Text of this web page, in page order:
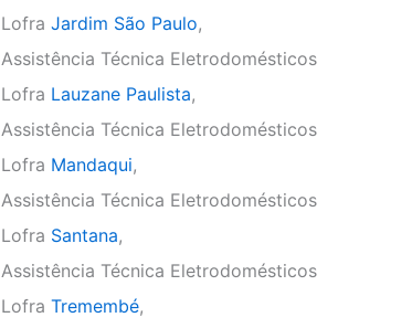
Lofra Jardim São Paulo,
Assistência Técnica Eletrodomésticos
Lofra Lauzane Paulista,
Assistência Técnica Eletrodomésticos
Lofra Mandaqui,
Assistência Técnica Eletrodomésticos
Lofra Santana,
Assistência Técnica Eletrodomésticos
Lofra Tremembé,